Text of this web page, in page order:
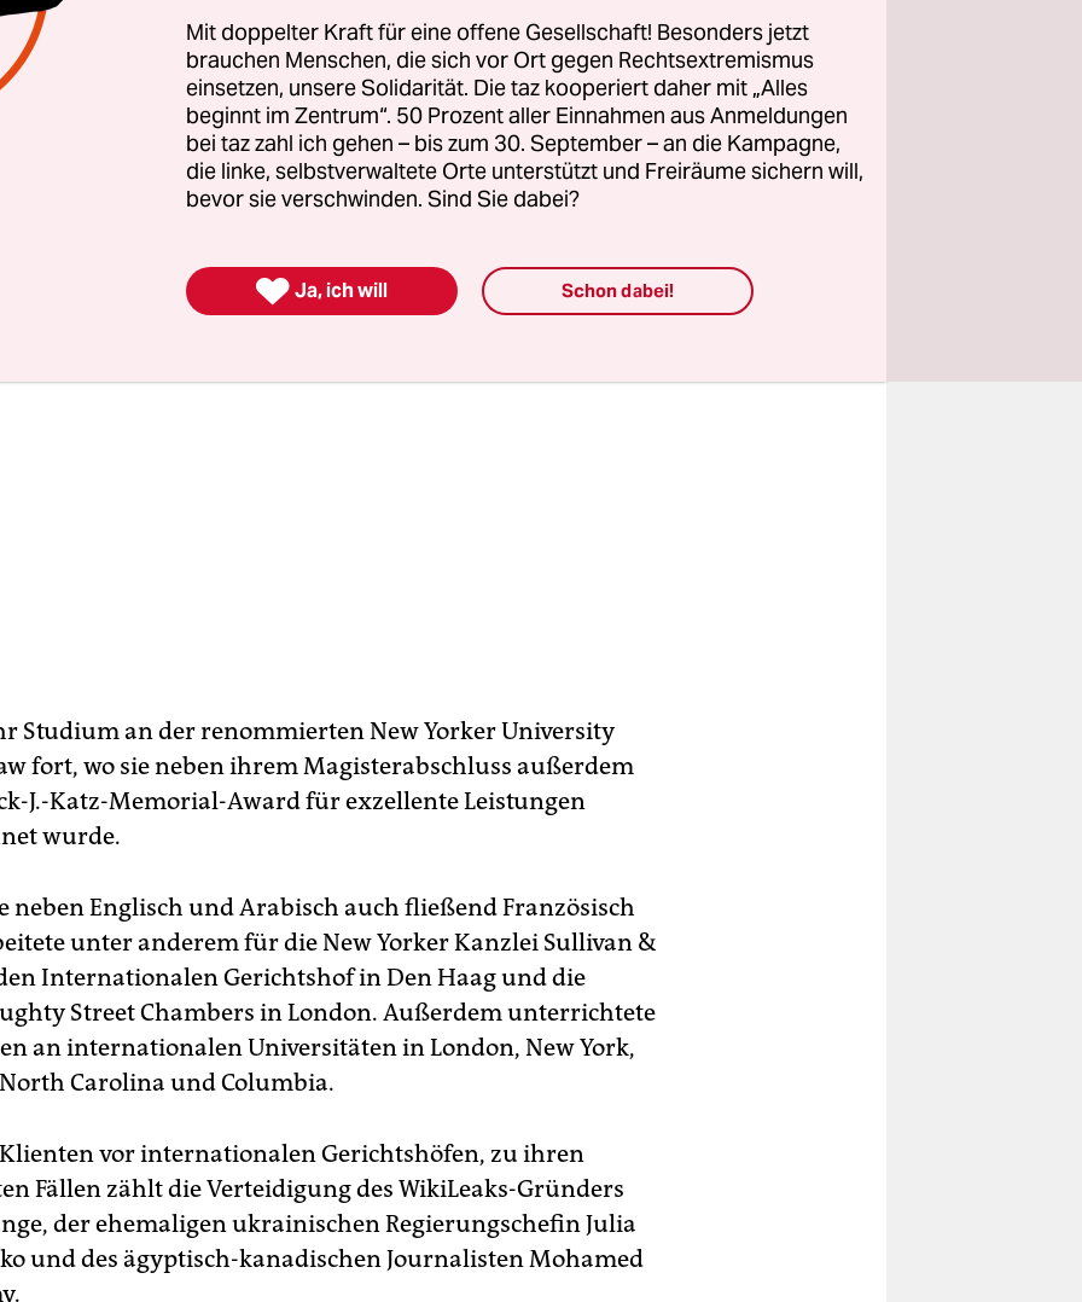
in Sudan und Südsudan unterstützt.
wurde 1978 als Amal Alamuddin in Beirut geboren. In den
musste sie selbst als Kind mit ihrer Familie vor dem
Bürgerkrieg nach England flüchten. Hier studierte sie
St. Hughes College Oxford, wo sie ihren
Studium an der renommierten New Yorker University
fort, wo sie neben ihrem Magisterabschluss außerdem
J.-Katz-Memorial-Award für exzellente Leistungen
wurde.
neben Englisch und Arabisch auch fließend Französisch
unter anderem für die New Yorker Kanzlei Sullivan &
Internationalen Gerichtshof in Den Haag und die
Street Chambers in London. Außerdem unterrichtete
an internationalen Universitäten in London, New York,
Carolina und Columbia.
vor internationalen Gerichtshöfen, zu ihren
Fällen zählt die Verteidigung des WikiLeaks-Gründers
der ehemaligen ukrainischen Regierungschefin Julia
und des ägyptisch-kanadischen Journalisten Mohamed
Mit doppelter Kraft für eine offene Gesellschaft! Besonders jetzt
brauchen Menschen, die sich vor Ort gegen Rechtsextremismus
einsetzen, unsere Solidarität. Die taz kooperiert daher mit „Alles
beginnt im Zentrum“. 50 Prozent aller Einnahmen aus Anmeldungen
bei taz zahl ich gehen – bis zum 30. September – an die Kampagne,
die linke, selbstverwaltete Orte unterstützt und Freiräume sichern will,
bevor sie verschwinden. Sind Sie dabei?
 Ja, ich will Schon dabei!